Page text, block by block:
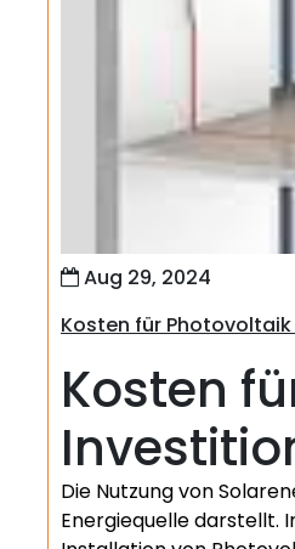
Aug 29, 2024
Kosten für
Kosten
Die Nutzung von
Energiequelle darstellt.